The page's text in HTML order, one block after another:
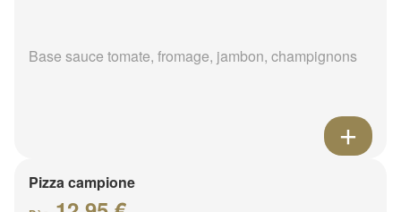
Base sauce tomate, fromage, jambon, champignons
Pizza campione